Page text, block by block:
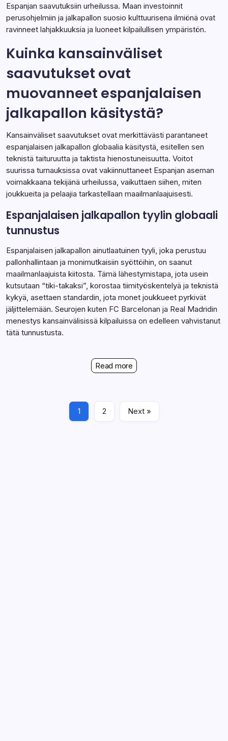
Espanjan saavutuksiin urheilussa. Maan investoinnit
perusohjelmiin ja jalkapallon suosio kulttuurisena ilmiönä ovat
ravinneet lahjakkuuksia ja luoneet kilpailullisen ympäristön.
Kuinka kansainväliset
saavutukset ovat
muovanneet espanjalaisen
jalkapallon käsitystä?
Kansainväliset saavutukset ovat merkittävästi parantaneet
espanjalaisen jalkapallon globaalia käsitystä, esitellen sen
teknistä taituruutta ja taktista hienostuneisuutta. Voitot
suurissa turnauksissa ovat vakiinnuttaneet Espanjan aseman
voimakkaana tekijänä urheilussa, vaikuttaen siihen, miten
joukkueita ja pelaajia tarkastellaan maailmanlaajuisesti.
Espanjalaisen jalkapallon tyylin globaali
tunnustus
Espanjalaisen jalkapallon ainutlaatuinen tyyli, joka perustuu
pallonhallintaan ja monimutkaisiin syöttöihin, on saanut
maailmanlaajuista kiitosta. Tämä lähestymistapa, jota usein
kutsutaan “tiki-takaksi”, korostaa tiimityöskentelyä ja teknistä
kykyä, asettaen standardin, jota monet joukkueet pyrkivät
jäljittelemään. Seurojen kuten FC Barcelonan ja Real Madridin
menestys kansainvälisissä kilpailuissa on edelleen vahvistanut
tätä tunnustusta.
Read more
1 2 Next »